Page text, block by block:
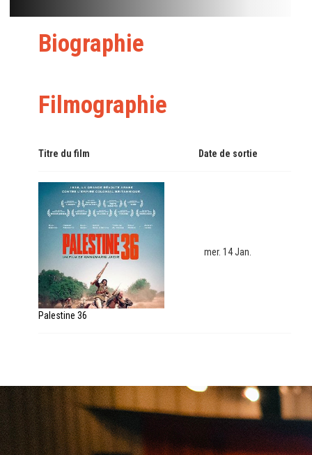
Biographie
Filmographie
Titre du film Date de sortie
Palestine 36
mer. 14 Jan.